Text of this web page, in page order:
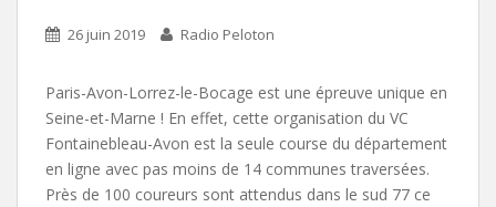
26 juin 2019 Radio Peloton
Paris-Avon-Lorrez-le-Bocage est une épreuve unique en
Seine-et-Marne ! En effet, cette organisation du VC
Fontainebleau-Avon est la seule course du département
en ligne avec pas moins de 14 communes traversées.
Près de 100 coureurs sont attendus dans le sud 77 ce